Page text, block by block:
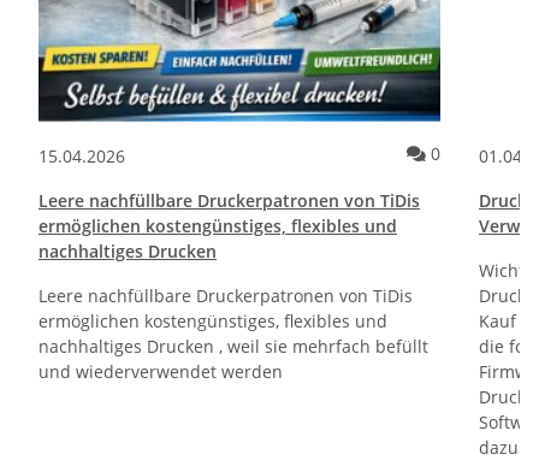
15.04.2026 Kommentare
0
Leere nachfüllbare Druckerpatronen von TiDis
ermöglichen kostengünstiges, flexibles und
nachhaltiges Drucken
Leere nachfüllbare Druckerpatronen von TiDis
ermöglichen kostengünstiges, flexibles und
nachhaltiges Drucken , weil sie mehrfach befüllt
und wiederverwendet werden
Kauf
die
dazu